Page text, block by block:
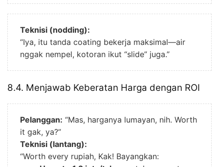
Teknisi (nodding):
“Iya, itu tanda coating bekerja maksimal—air
nggak nempel, kotoran ikut “slide” juga.”
8.4. Menjawab Keberatan Harga dengan ROI
Pelanggan: “Mas, harganya lumayan, nih. Worth
it gak, ya?”
Teknisi (lantang):
“Worth every rupiah, Kak! Bayangkan: